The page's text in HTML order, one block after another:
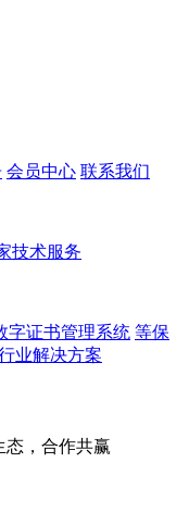
会员中心 联系我们
技术服务
字证书管理系统 等保
业解决方案
态，合作共赢